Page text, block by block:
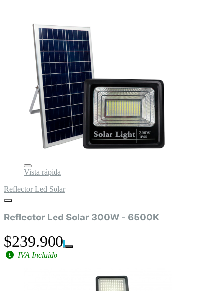
Vista rápida
Reflector Led Solar
Reflector Led Solar 300W - 6500K
$239.900
IVA Incluido